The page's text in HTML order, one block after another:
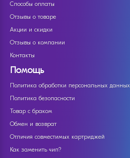
Способы оплаты
Отзывы о товаре
Акции и скидки
Отзывы о компании
Контакты
Помощь
Политика обработки персональных данных
Политика безопасности
Товар с браком
Обмен и возврат
Отличия совместимых картриджей
Как заменить чип?